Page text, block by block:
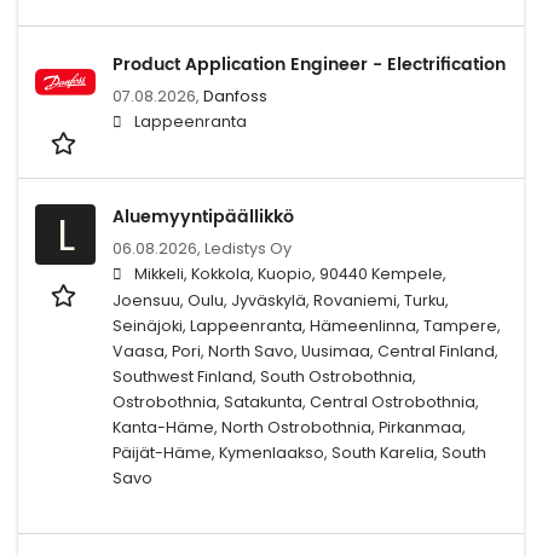
Product Application Engineer - Electrification
07.08.2026, Danfoss
Lappeenranta
L Aluemyyntipäällikkö
06.08.2026, Ledistys Oy
Mikkeli, Kokkola, Kuopio, 90440 Kempele,
Joensuu, Oulu, Jyväskylä, Rovaniemi, Turku,
Seinäjoki, Lappeenranta, Hämeenlinna, Tampere,
Vaasa, Pori, North Savo, Uusimaa, Central Finland,
Southwest Finland, South Ostrobothnia,
Ostrobothnia, Satakunta, Central Ostrobothnia,
Kanta-Häme, North Ostrobothnia, Pirkanmaa,
Päijät-Häme, Kymenlaakso, South Karelia, South
Savo